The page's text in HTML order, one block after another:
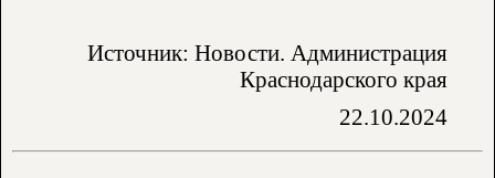
Источник: Новости. Администрация
Краснодарского края
22.10.2024